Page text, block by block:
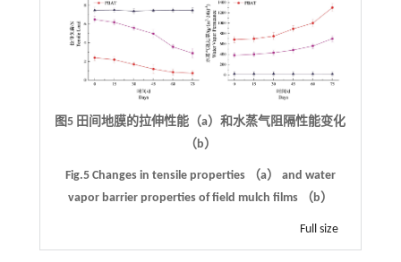
图5 田间地膜的拉伸性能（a）和水蒸气阻隔性能变化
（b）
Fig.5 Changes in tensile properties （a） and water
vapor barrier properties of field mulch films （b）
Full size